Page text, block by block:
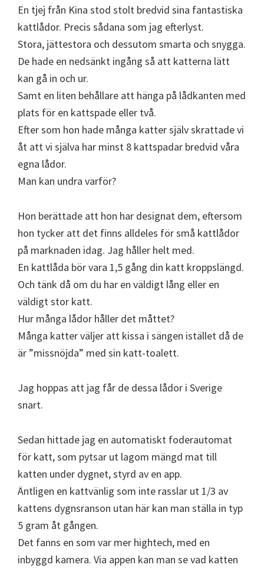
En tjej från Kina stod stolt bredvid sina fantastiska
kattlådor. Precis sådana som jag efterlyst.
Stora, jättestora och dessutom smarta och snygga.
De hade en nedsänkt ingång så att katterna lätt
kan gå in och ur.
Samt en liten behållare att hänga på lådkanten med
plats för en kattspade eller två.
Efter som hon hade många katter själv skrattade vi
åt att vi själva har minst 8 kattspadar bredvid våra
egna lådor.
Man kan undra varför?
Hon berättade att hon har designat dem, eftersom
hon tycker att det finns alldeles för små kattlådor
på marknaden idag. Jag håller helt med.
En kattlåda bör vara 1,5 gång din katt kroppslängd.
Och tänk då om du har en väldigt lång eller en
väldigt stor katt.
Hur många lådor håller det måttet?
Många katter väljer att kissa i sängen istället då de
är ”missnöjda” med sin katt-toalett.
Jag hoppas att jag får de dessa lådor i Sverige
snart.
Sedan hittade jag en automatiskt foderautomat
för katt, som pytsar ut lagom mängd mat till
katten under dygnet, styrd av en app.
Äntligen en kattvänlig som inte rasslar ut 1/3 av
kattens dygnsranson utan här kan man ställa in typ
5 gram åt gången.
Det fanns en som var mer hightech, med en
inbyggd kamera. Via appen kan man se vad katten